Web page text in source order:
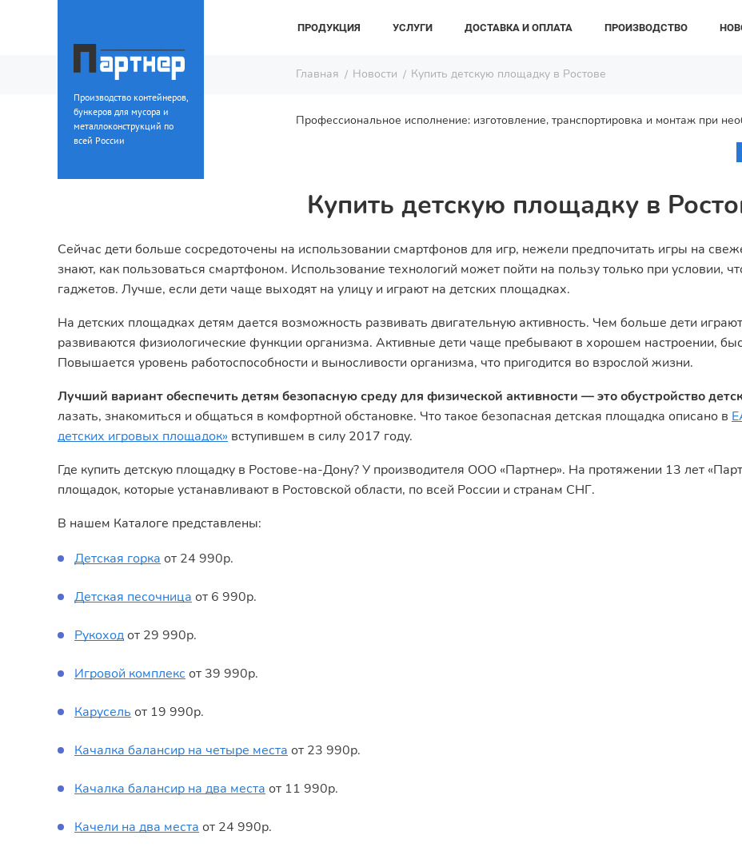
Производство контейнеров,
бункеров для мусора и
металлоконструкций по
всей России
ПРОДУКЦИЯ УСЛУГИ ДОСТАВКА И ОПЛАТА ПРОИЗВОДСТВО
Главная Новости Купить детскую площадку в Ростове
Профессиональное исполнение: изготовление, транспортировка и монтаж при
Купить детскую площадку в
Сейчас дети больше сосредоточены на использовании смартфонов для игр, нежели предпочитать игры на
знают, как пользоваться смартфоном. Использование технологий может пойти на пользу только при условии,
гаджетов. Лучше, если дети чаще выходят на улицу и играют на детских площадках.
На детских площадках детям дается возможность развивать двигательную активность. Чем больше дети
развиваются физиологические функции организма. Активные дети чаще пребывают в хорошем настроении,
Повышается уровень работоспособности и выносливости организма, что пригодится во взрослой жизни.
Лучший вариант обеспечить детям безопасную среду для физической активности — это обустройство
лазать, знакомиться и общаться в комфортной обстановке. Что такое безопасная детская площадка описано в
детских игровых площадок» вступившем в силу 2017 году.
Где купить детскую площадку в Ростове-на-Дону? У производителя ООО «Партнер». На протяжении 13 лет
площадок, которые устанавливают в Ростовской области, по всей России и странам СНГ.
В нашем Каталоге представлены:
Детская горка от 24 990р.
Детская песочница от 6 990р.
Рукоходот 29 990р.
Игровой комплекс от 39 990р.
Карусель от 19 990р.
Качалка балансир на четыре места от 23 990р.
Качалка балансир на два места от 11 990р.
Качели на два места от 24 990р.